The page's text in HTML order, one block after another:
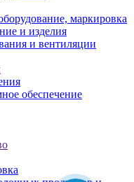
маркировка
и изделия
и вентиляции
обеспечение